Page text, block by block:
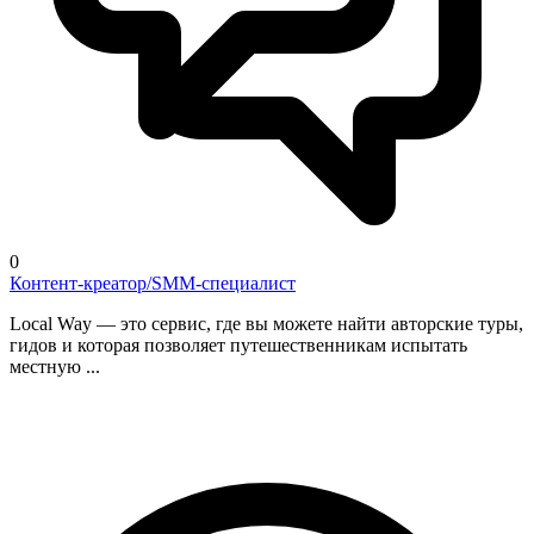
0
Контент-креатор/SMM-специалист
Local Way — это сервис, где вы можете найти авторские туры,
гидов и которая позволяет путешественникам испытать
местную ...